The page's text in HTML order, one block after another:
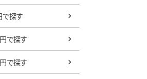
探す
で探す
で探す